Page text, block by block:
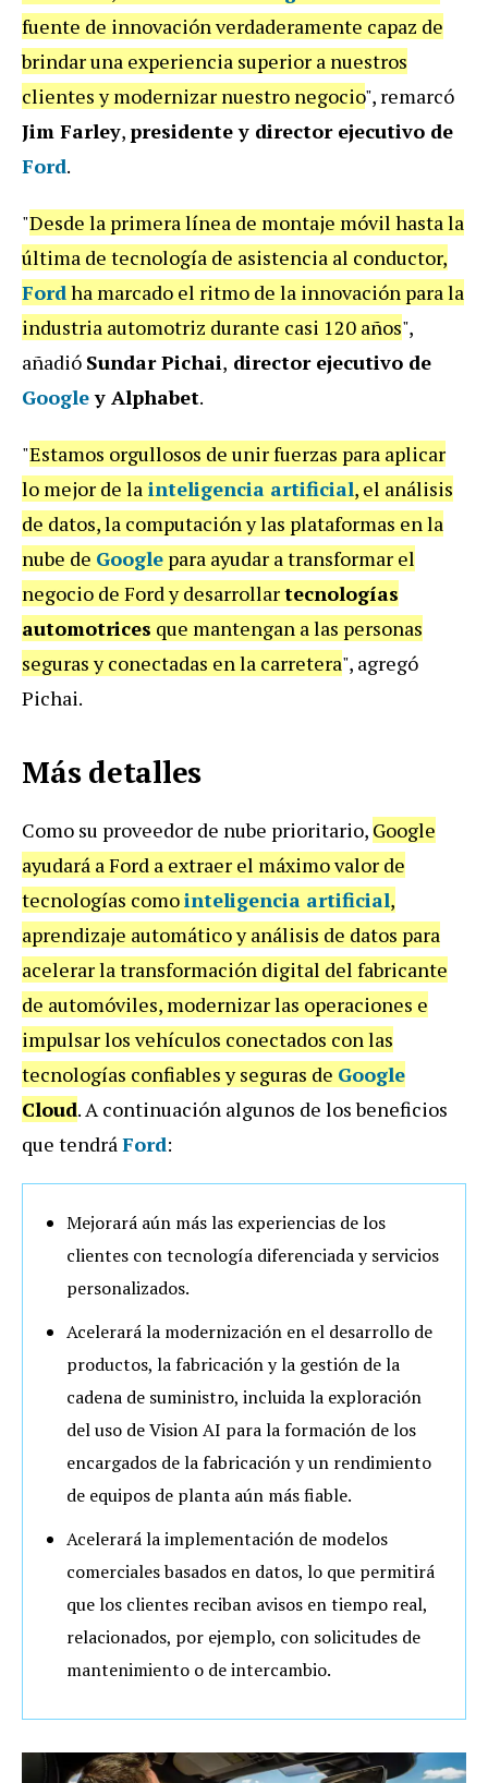
fuente de innovación verdaderamente capaz de
brindar una experiencia superior a nuestros
clientes y modernizar nuestro negocio", remarcó
Jim Farley,presidente y director ejecutivo de
Ford.
"Desde la primera línea de montaje móvil hasta la
última de tecnología de asistencia al conductor,
Fordha marcado el ritmo de la innovación para la
industria automotriz durante casi 120 años",
añadió Sundar Pichai, director ejecutivo de
Googley Alphabet.
"Estamos orgullosos de unir fuerzas para aplicar
lo mejor de la inteligencia artificial, el análisis
de datos, la computación y las plataformas en la
nube de Google para ayudar a transformar el
negocio de Ford y desarrollartecnologías
automotrices que mantengan a las personas
seguras y conectadas en la carretera", agregó
Pichai.
Más detalles
Como su proveedor de nube prioritario, Google
ayudará a Ford a extraer el máximo valor de
tecnologías comointeligencia artificial,
aprendizaje automático y análisis de datos para
acelerar la transformación digital del fabricante
de automóviles, modernizar las operaciones e
impulsar los vehículos conectados con las
tecnologías confiables y seguras de Google
Cloud. A continuación algunos de los beneficios
que tendráFord:
Mejorará aún más las experiencias de los
clientes con tecnología diferenciada y servicios
personalizados.
Acelerará la modernización en el desarrollo de
productos, la fabricación y la gestión de la
cadena de suministro, incluida la exploración
del uso de Vision AI para la formación de los
encargados de la fabricación y un rendimiento
de equipos de planta aún más fiable.
Acelerará la implementación de modelos
comerciales basados en datos, lo que permitirá
que los clientes reciban avisos en tiempo real,
relacionados, por ejemplo, con solicitudes de
mantenimiento o de intercambio.